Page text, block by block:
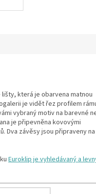
která je obarvena matnou
je vidět řez profilem
vybraný motiv na barevné
je připevněna kovovými
Dva závěsy jsou připraveny na
Euroklip je vyhledávaný a